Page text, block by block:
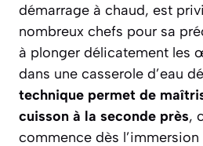
démarrage à chaud, est
nombreux chefs pour sa
à plonger délicatement les
dans une casserole d’eau
technique permet de
cuisson à la seconde près,
commence dès